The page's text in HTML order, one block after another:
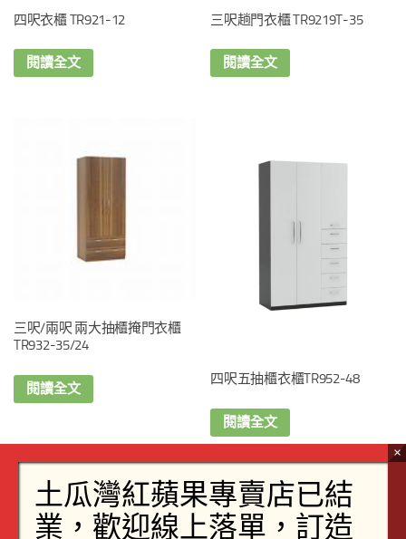
四呎衣櫃 TR921-12
閱讀全文
三呎趟門衣櫃 TR9219T-35
閱讀全文
三呎/兩呎 兩大抽櫃掩門衣櫃
TR932-35/24
閱讀全文
四呎五抽櫃衣櫃TR952-48
閱讀全文
FOLLOW: